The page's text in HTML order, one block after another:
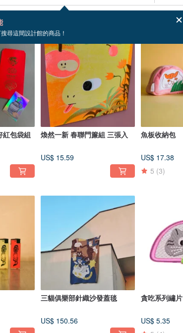
尋這間設計館的商品！
紅包袋組 煥然一新 春聯門簾組 三張入
US$ 15.59
魚板收納包
US$ 17.38
5 (3)
三貓俱樂部針織沙發蓋毯
US$ 150.56
貪吃系列繡片
US$ 5.35